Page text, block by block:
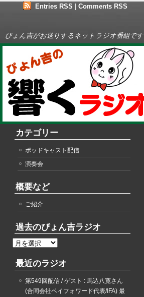
Entries RSS Comments RSS
ぴょん吉がお送りするネットラジオ番組です
カテゴリー
ポッドキャスト配信
演奏会
概要など
ご紹介
過去のぴょん吉ラジオ
過
の
最近のラジオ
第549回配信 / ゲスト : 馬込八寛さん
(合同会社ペイフォワード代表/IFA) 最